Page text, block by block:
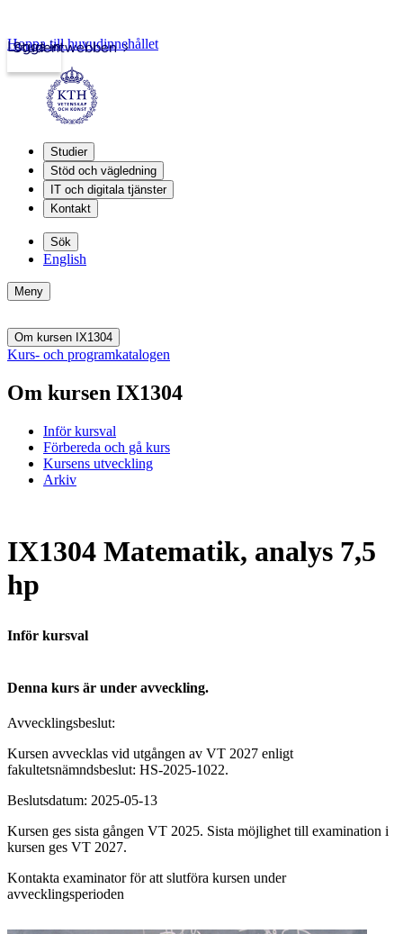
Studentwebben
Logga in
Hoppa till huvudinnehållet
Studier
Stöd och vägledning
IT och digitala tjänster
Kontakt
Sök
English
Meny
Om kursen IX1304
Kurs- och programkatalogen
Om kursen IX1304
Inför kursval
Förbereda och gå kurs
Kursens utveckling
Arkiv
IX1304 Matematik, analys 7,5
hp
Inför kursval
Denna kurs är under avveckling.
Avvecklingsbeslut:
Kursen avvecklas vid utgången av VT 2027 enligt
fakultetsnämndsbeslut: HS-2025-1022.
Beslutsdatum: 2025-05-13
Kursen ges sista gången VT 2025. Sista möjlighet till examination i
kursen ges VT 2027.
Kontakta examinator för att slutföra kursen under
avvecklingsperioden